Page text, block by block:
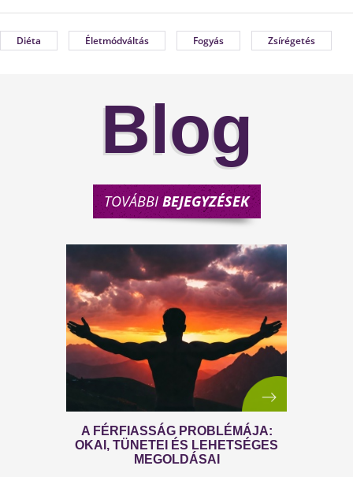
Diéta Életmódváltás Fogyás Zsírégetés
Blog
TOVÁBBIBEJEGYZÉSEK